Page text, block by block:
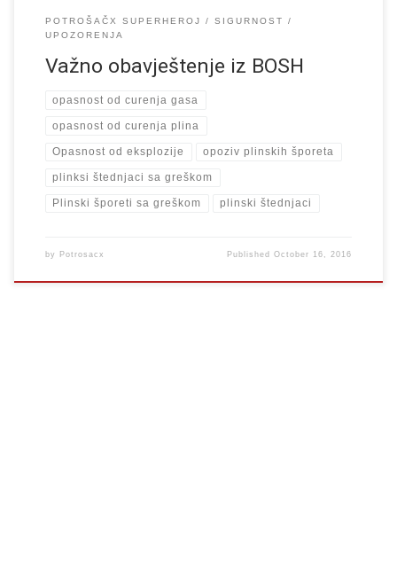
POTROŠAČX SUPERHEROJ
SIGURNOST
UPOZORENJA
Važno obavještenje iz BOSH
opasnost od curenja gasa
opasnost od curenja plina
Opasnost od eksplozije opoziv plinskih šporeta
plinksi štednjaci sa greškom
Plinski šporeti sa greškom plinski štednjaci
by Potrosacx PublishedOctober 16, 2016